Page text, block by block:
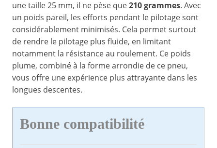
une taille 25 mm, il ne pèse que210 grammes. Avec
un poids pareil, les efforts pendant le pilotage sont
considérablement minimisés. Cela permet surtout
de rendre le pilotage plus fluide, en limitant
notamment la résistance au roulement. Ce poids
plume, combiné à la forme arrondie de ce pneu,
vous offre une expérience plus attrayante dans les
longues descentes.
Bonne compatibilité